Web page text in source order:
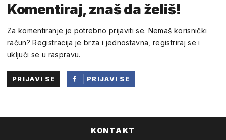
Komentiraj, znaš da želiš!
Za komentiranje je potrebno prijaviti se. Nemaš korisnički
račun? Registracija je brza i jednostavna, registriraj se i
uključi se u raspravu.
PRIJAVI SE
PRIJAVI SE
KONTAKT